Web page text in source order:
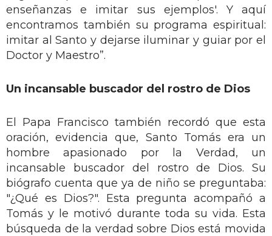
enseñanzas e imitar sus ejemplos'. Y aquí
encontramos también su programa espiritual:
imitar al Santo y dejarse iluminar y guiar por el
Doctor y Maestro”.
Un incansable buscador del rostro de Dios
El Papa Francisco también recordó que esta
oración, evidencia que, Santo Tomás era un
hombre apasionado por la Verdad, un
incansable buscador del rostro de Dios. Su
biógrafo cuenta que ya de niño se preguntaba:
"¿Qué es Dios?". Esta pregunta acompañó a
Tomás y le motivó durante toda su vida. Esta
búsqueda de la verdad sobre Dios está movida